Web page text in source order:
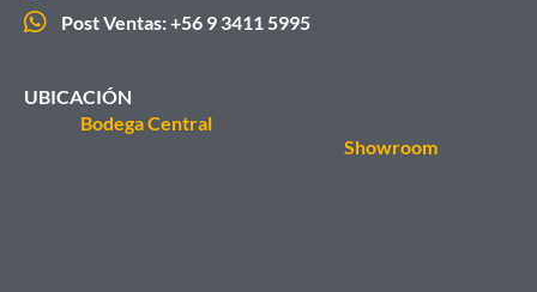
Post Ventas: +56 9 3411 5995
UBICACIÓN
Bodega Central
Showroom